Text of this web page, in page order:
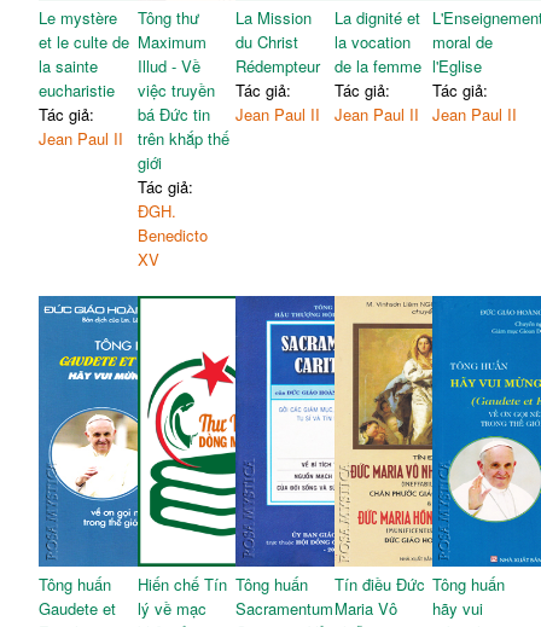
Le mystère
et le culte de
la sainte
eucharistie
Tác giả:
Jean Paul II
Tông thư
Maximum
Illud - Về
việc truyền
bá Đức tin
trên khắp thế
giới
Tác giả:
ĐGH.
Benedicto
XV
La Mission
du Christ
Rédempteur
Tác giả:
Jean Paul II
La dignité et
la vocation
de la femme
Tác giả:
Jean Paul II
moral de
l'Eglise
Tác giả:
Jean Paul II
Tông huấn
Gaudete et
Hiến chế Tín
lý về mạc
Tông huấn
Sacramentum
Tín điều Đức
Maria Vô
Tông huấn
hãy vui